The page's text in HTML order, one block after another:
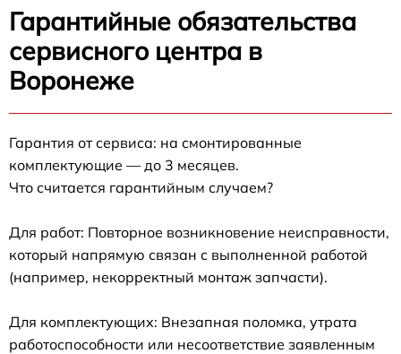
Гарантийные обязательства
сервисного центра в
Воронеже
Гарантия от сервиса: на смонтированные
комплектующие — до 3 месяцев.
Что считается гарантийным случаем?
Для работ: Повторное возникновение неисправности,
который напрямую связан с выполненной работой
(например, некорректный монтаж запчасти).
Для комплектующих: Внезапная поломка, утрата
работоспособности или несоответствие заявленным